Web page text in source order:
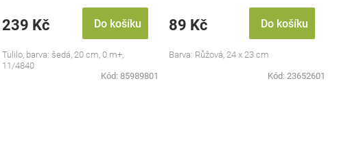
239 Kč Do košíku
Tulilo, barva: šedá, 20 cm, 0 m+,
11/4840
Kód: 85989801
89 Kč Do košíku
Barva: Růžová, 24 x 23 cm
Kód: 23652601